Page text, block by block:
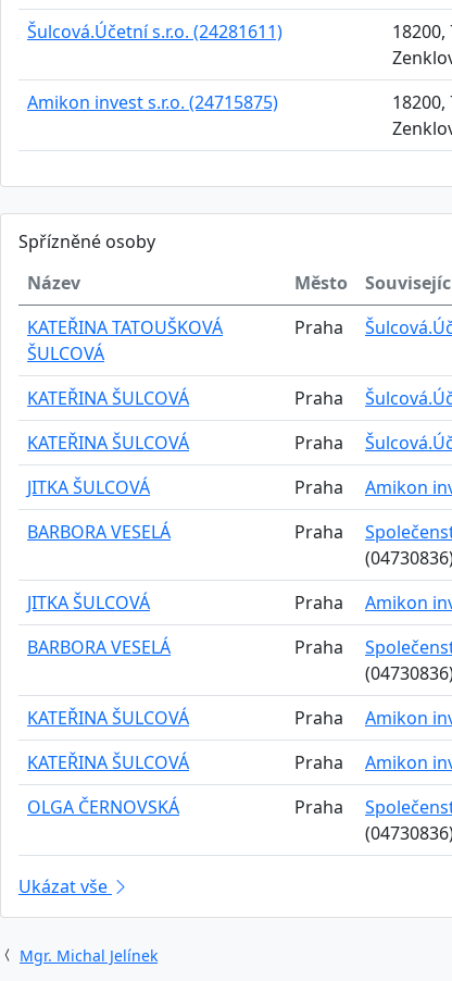
Šulcová.Účetní s.r.o. (24281611)
18200,
Amikon invest s.r.o. (24715875)
18200,
Spřízněné osoby
Název
Město
KATEŘINA TATOUŠKOVÁ
ŠULCOVÁ
Praha
KATEŘINA ŠULCOVÁ Praha
KATEŘINA ŠULCOVÁ
Praha
JITKA ŠULCOVÁ
Praha Amikon
BARBORA VESELÁ
Praha
JITKA ŠULCOVÁ
Praha Amikon
BARBORA VESELÁ
Praha
KATEŘINA ŠULCOVÁ
Praha Amikon
KATEŘINA ŠULCOVÁ
Praha Amikon
OLGA ČERNOVSKÁ
Praha
Ukázat vše
Mgr. Michal Jelínek